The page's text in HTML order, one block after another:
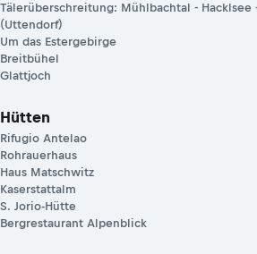
Tälerüberschreitung: Mühlbachtal - Hacklsee
(Uttendorf)
Um das Estergebirge
Breitbühel
Glattjoch
Hütten
Rifugio Antelao
Rohrauerhaus
Haus Matschwitz
Kaserstattalm
S. Jorio-Hütte
Bergrestaurant Alpenblick